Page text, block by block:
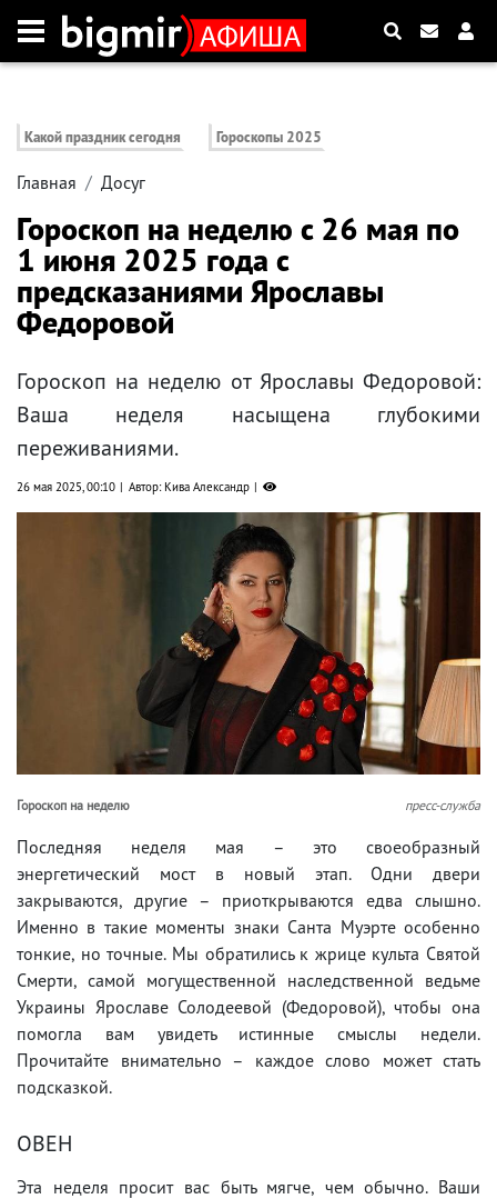
Какой праздник сегодня Гороскопы 2025
Главная Досуг
Гороскоп на неделю с 26 мая по
1 июня 2025 года с
предсказаниями Ярославы
Федоровой
Гороскоп на неделю от Ярославы Федоровой:
Ваша неделя насыщена глубокими
переживаниями.
26 мая 2025, 00:10 Автор: Кива Александр
Гороскоп на неделю пресс-служба
Последняя неделя мая – это своеобразный
энергетический мост в новый этап. Одни двери
закрываются, другие – приоткрываются едва слышно.
Именно в такие моменты знаки Санта Муэрте особенно
тонкие, но точные. Мы обратились к жрице культа Святой
Смерти, самой могущественной наследственной ведьме
Украины Ярославе Солодеевой (Федоровой), чтобы она
помогла вам увидеть истинные смыслы недели.
Прочитайте внимательно – каждое слово может стать
подсказкой.
ОВЕН
Эта неделя просит вас быть мягче, чем обычно. Ваши